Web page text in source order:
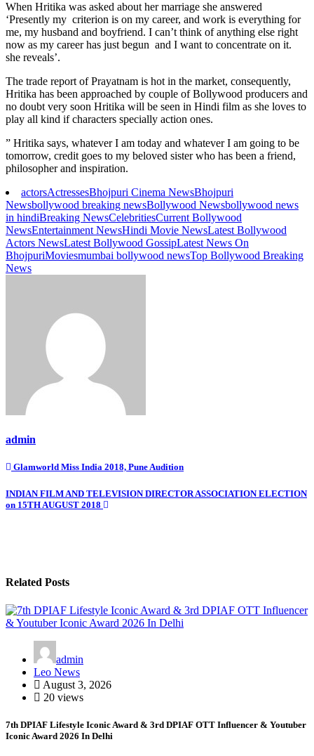
When Hritika was asked about her marriage she answered
‘Presently my criterion is on my career, and work is everything for
me, my husband and boyfriend. I can’t think of anything else right
now as my career has just begun and I want to concentrate on it.
she reveals’.
The trade report of Prayatnam is hot in the market, consequently,
Hritika has been approached by couple of Bollywood producers and
no doubt very soon Hritika will be seen in Hindi film as she loves to
play all kind if characters specially action ones.
” Hritika says, whatever I am today and whatever I am going to be
tomorrow, credit goes to my beloved sister who has been a friend,
philosopher and inspiration.
actorsActressesBhojpuri Cinema NewsBhojpuri
Newsbollywood breaking newsBollywood Newsbollywood news
in hindiBreaking NewsCelebritiesCurrent Bollywood
NewsEntertainment NewsHindi Movie NewsLatest Bollywood
Actors NewsLatest Bollywood GossipLatest News On
BhojpuriMoviesmumbai bollywood newsTop Bollywood Breaking
News
admin
Post
navigation
Glamworld Miss India 2018, Pune Audition
INDIAN FILM AND TELEVISION DIRECTOR ASSOCIATION ELECTION
on 15TH AUGUST 2018
Related Posts
admin
Leo News
August 3, 2026
20 views
7th DPIAF Lifestyle Iconic Award & 3rd DPIAF OTT Influencer & Youtuber
Iconic Award 2026 In Delhi